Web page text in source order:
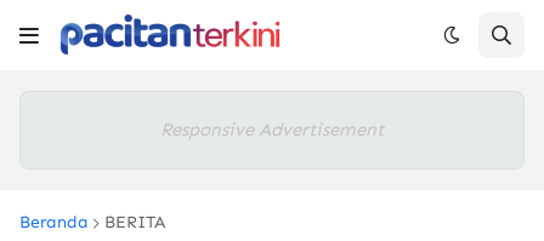
Responsive Advertisement
Beranda BERITA